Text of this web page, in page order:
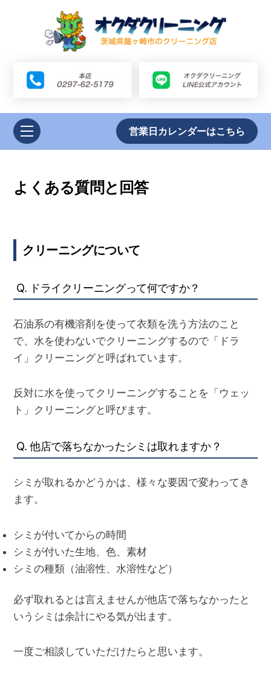
Menu 営業日カレンダーはこちら
よくある質問と回答
クリーニングについて
Q. ドライクリーニングって何ですか？
石油系の有機溶剤を使って衣類を洗う方法のこと
で、水を使わないでクリーニングするので「ドラ
イ」クリーニングと呼ばれています。
反対に水を使ってクリーニングすることを「ウェッ
ト」クリーニングと呼びます。
Q. 他店で落ちなかったシミは取れますか？
シミが取れるかどうかは、様々な要因で変わってき
ます。
シミが付いてからの時間
シミが付いた生地、色、素材
シミの種類（油溶性、水溶性など）
必ず取れるとは言えませんが他店で落ちなかったと
いうシミは余計にやる気が出ます。
一度ご相談していただけたらと思います。